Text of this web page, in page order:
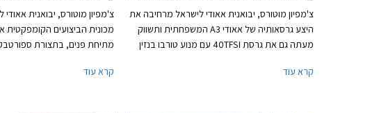
צ'מפיון מוטורס, יבואנית אאודי לישראל מרחיבה את
היצע גרסאותיה של אאודי A3 המשפחתית ותשווק
מעתה גם את גרסת 40TFSI עם מנוע טורבו בנזין
קרא עוד
צ'מפיון מוטורס, יבואנית
מתיחת פנים, בתצורת ספורטבק
הודות למערכת בקרת דינמיקת
קרא עוד